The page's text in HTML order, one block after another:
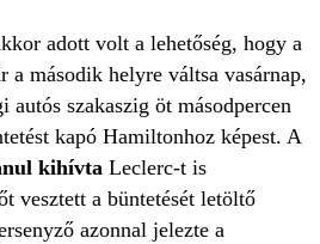
adott volt a lehetőség, hogy a
a második helyre váltsa vasárnap,
autós szakaszig öt másodpercen
kapó Hamiltonhoz képest. A
kihívta Leclerc-t is
vesztett a büntetését letöltő
azonnal jelezte a